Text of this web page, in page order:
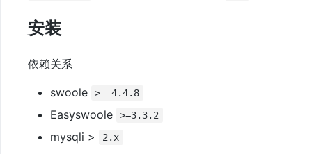
基
安装
依赖关系
swoole >= 4.4.8
Easyswoole >=3.3.2
mysqli > 2.x